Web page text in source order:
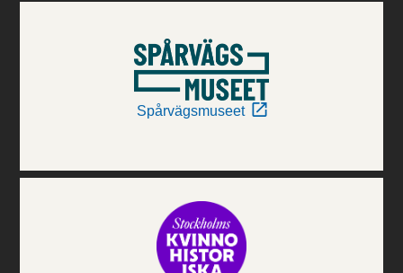
Spårvägsmuseet